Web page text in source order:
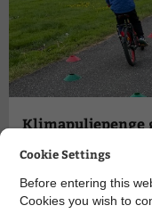
Klimapuljepenge
Et projekt giver
Cookie Settings
Before entering this
Cookies you wish to